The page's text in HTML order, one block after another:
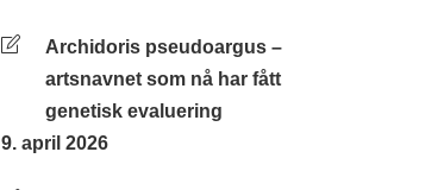
Archidoris pseudoargus –
artsnavnet som nå har fått
genetisk evaluering
9. april 2026